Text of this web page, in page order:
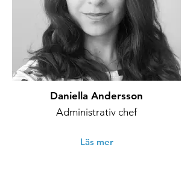
Daniella Andersson
Administrativ chef
Läs mer